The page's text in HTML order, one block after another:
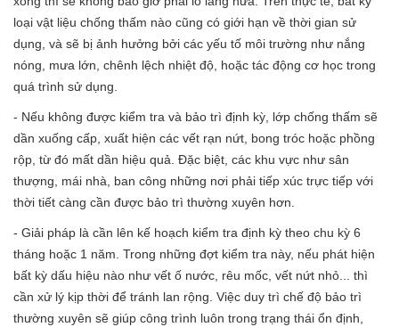
loại vật liệu chống thấm nào cũng có giới hạn về thời gian sử
dụng, và sẽ bị ảnh hưởng bởi các yếu tố môi trường như nắng
nóng, mưa lớn, chênh lệch nhiệt độ, hoặc tác động cơ học trong
quá trình sử dụng.
- Nếu không được kiểm tra và bảo trì định kỳ, lớp chống thấm sẽ
dần xuống cấp, xuất hiện các vết rạn nứt, bong tróc hoặc phồng
rộp, từ đó mất dần hiệu quả. Đặc biệt, các khu vực như sân
thượng, mái nhà, ban công những nơi phải tiếp xúc trực tiếp với
thời tiết càng cần được bảo trì thường xuyên hơn.
- Giải pháp là cần lên kế hoạch kiểm tra định kỳ theo chu kỳ 6
tháng hoặc 1 năm. Trong những đợt kiểm tra này, nếu phát hiện
bất kỳ dấu hiệu nào như vết ố nước, rêu mốc, vết nứt nhỏ... thì
cần xử lý kịp thời để tránh lan rộng. Việc duy trì chế độ bảo trì
thường xuyên sẽ giúp công trình luôn trong trạng thái ổn định,